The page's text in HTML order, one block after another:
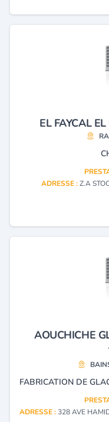
EL FAYCAL
ADRESSE :Z.A
AOUCHICHE
ADRESSE :328 AVE HAMID